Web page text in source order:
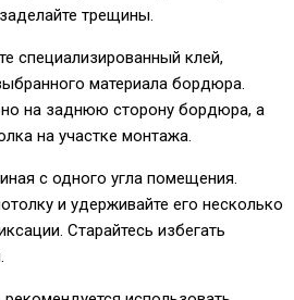
трещины.
специализированный клей,
материала бордюра.
на заднюю сторону бордюра, а
на участке монтажа.
с одного угла помещения.
и удерживайте его несколько
Старайтесь избегать